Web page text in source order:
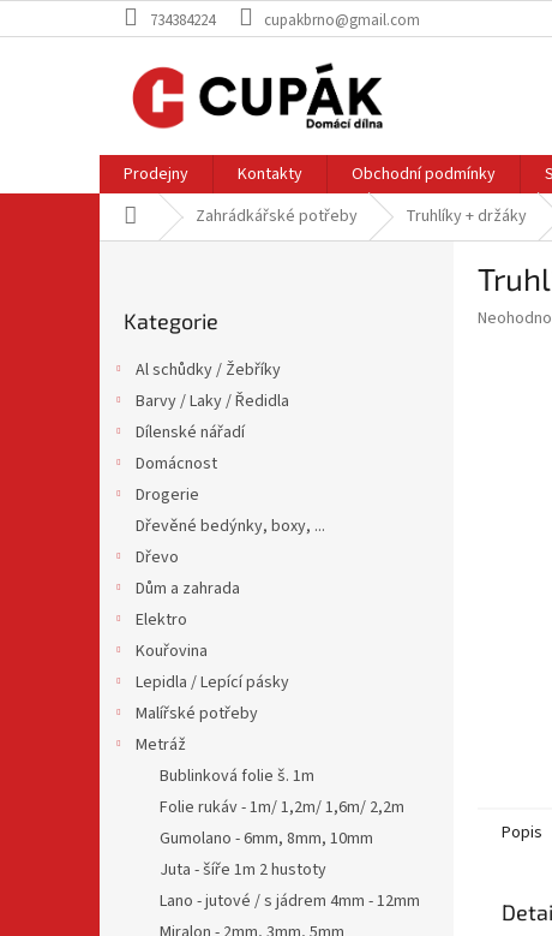
na
734384224 cupakbrno@gmail.com
Prodejny Kontakty Obchodní podmínky
Domů Zahrádkářské potřeby Truhlíky + držáky
kategorie
Kategorie
Al schůdky / Žebříky
Barvy / Laky / Ředidla
Dílenské nářadí
Domácnost
Drogerie
Dřevěné bedýnky, boxy, ...
Dřevo
Dům a zahrada
Elektro
Kouřovina
Lepidla / Lepící pásky
Malířské potřeby
Metráž
Bublinková folie š. 1m
Folie rukáv - 1m/ 1,2m/ 1,6m/ 2,2m
Gumolano - 6mm, 8mm, 10mm
Juta - šíře 1m 2 hustoty
Lano - jutové / s jádrem 4mm - 12mm
Průměrné
Popis